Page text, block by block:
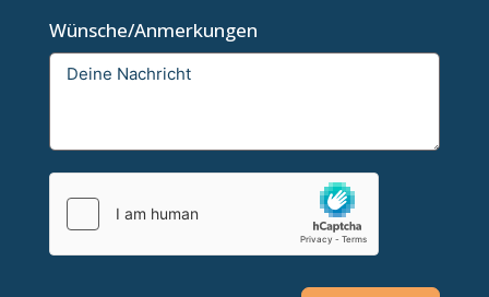
Wünsche/Anmerkungen